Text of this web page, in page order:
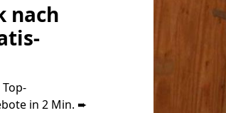
nach
in 2 Min. ➨